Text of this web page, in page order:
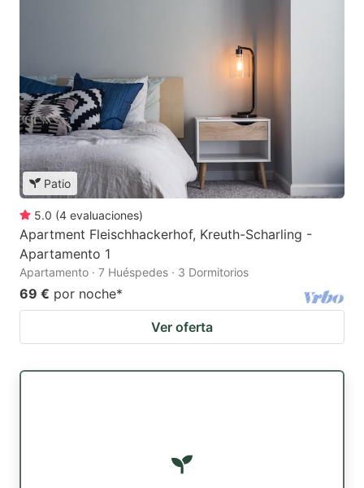
Patio
5.0 (4 evaluaciones)
Apartment Fleischhackerhof, Kreuth-Scharling -
Apartamento 1
Apartamento · 7 Huéspedes · 3 Dormitorios
69 € por noche*
Ver oferta